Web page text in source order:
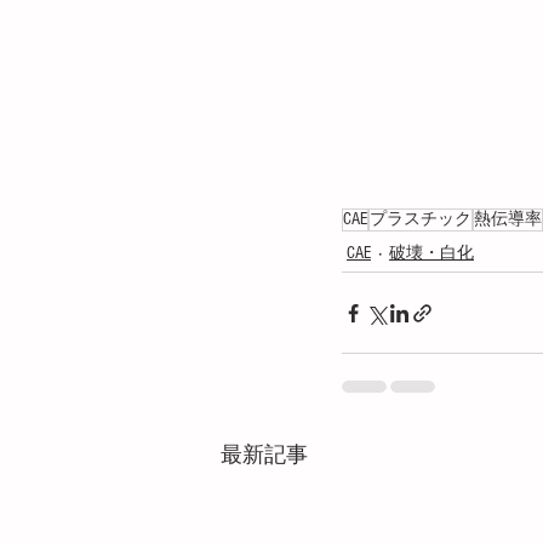
CAEプラスチック 熱伝導率
CAE
破壊・白化
最新記事